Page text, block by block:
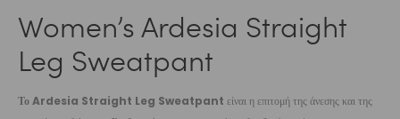
Women’s Ardesia Straight
Leg Sweatpant
ΤοArdesia Straight Leg Sweatpant είναι η επιτομή της άνεσης και της